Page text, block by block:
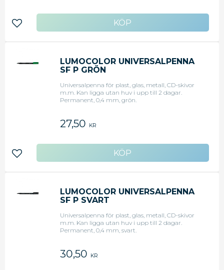
Lägg till i favoriter
LUMOCOLOR UNIVERSALPENNA
SF P GRÖN
Universalpenna för plast, glas, metall, CD-skivor
m.m. Kan ligga utan huv i upp till 2 dagar.
Permanent, 0,4 mm, grön.
27,50 KR
Lägg till i favoriter
LUMOCOLOR UNIVERSALPENNA
SF P SVART
Universalpenna för plast, glas, metall, CD-skivor
m.m. Kan ligga utan huv i upp till 2 dagar.
Permanent, 0,4 mm, svart.
30,50 KR